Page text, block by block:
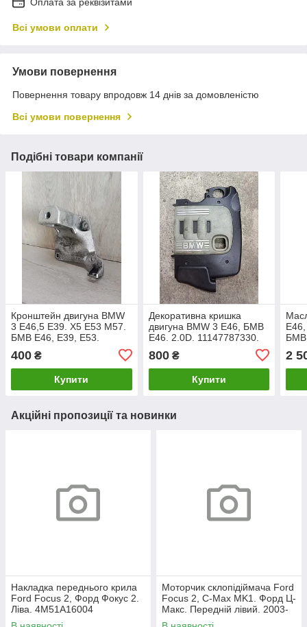
Оплата за реквізитами
Всі умови оплати
Умови повернення
Повернення товару впродовж 14 днів за домовленістю
Всі умови повернення
Подібні товари компанії
Кронштейн двигуна BMW
3 E46,5 E39. X5 E53 M57.
БМВ Е46, Е39, Е53.
6751226.
400 ₴
Купити
Декоративна кришка
двигуна BMW 3 E46, БМВ
Е46. 2.0D. 11147787330.
800₴
Купити
БМВ
2
Акційні пропозиції та новинки
Накладка переднього крила
Ford Focus 2, Форд Фокус 2.
Ліва. 4M51A16004
Моторчик склопідіймача Ford
Focus 2, C-Max MK1. Форд Ц-
Макс. Передній лівий. 2003-
2007. 981405110.